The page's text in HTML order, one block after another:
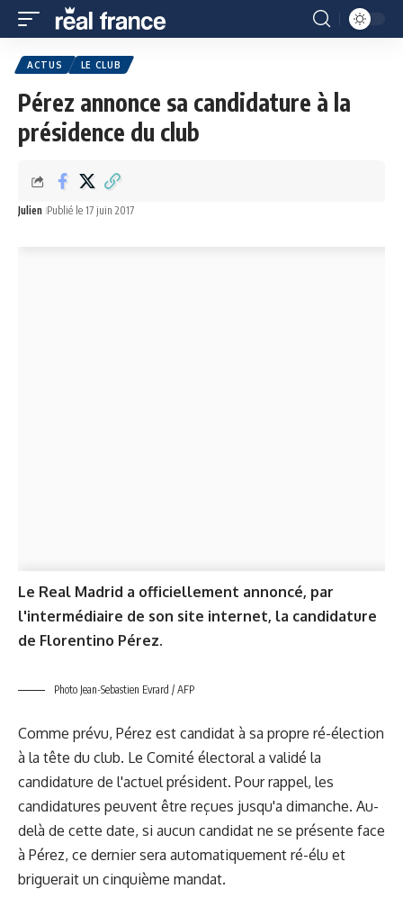
ACTUS LE CLUB
Pérez annonce sa candidature à la
présidence du club
Julien Publié le 17 juin 2017
Le Real Madrid a officiellement annoncé, par
l'intermédiaire de son site internet, la candidature
de Florentino Pérez.
Photo Jean-Sebastien Evrard / AFP
Comme prévu, Pérez est candidat à sa propre ré-élection
à la tête du club. Le Comité électoral a validé la
candidature de l'actuel président. Pour rappel, les
candidatures peuvent être reçues jusqu'a dimanche. Au-
delà de cette date, si aucun candidat ne se présente face
à Pérez, ce dernier sera automatiquement ré-élu et
briguerait un cinquième mandat.